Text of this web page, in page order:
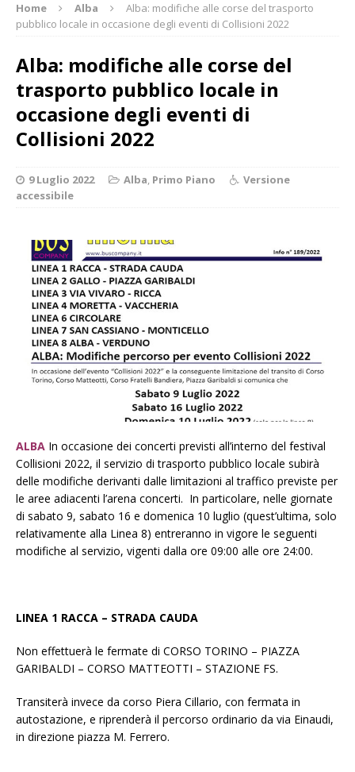
Home Alba
Alba: modifiche alle corse del trasporto
pubblico locale in occasione degli eventi di Collisioni 2022
Alba: modifiche alle corse del
trasporto pubblico locale in
occasione degli eventi di
Collisioni 2022
9 Luglio 2022 Alba, Primo Piano
Versione
accessibile
ALBA In occasione dei concerti previsti all’interno del festival
Collisioni 2022, il servizio di trasporto pubblico locale subirà
delle modifiche derivanti dalle limitazioni al traffico previste per
le aree adiacenti l’arena concerti. In particolare, nelle giornate
di sabato 9, sabato 16 e domenica 10 luglio (quest’ultima, solo
relativamente alla Linea 8) entreranno in vigore le seguenti
modifiche al servizio, vigenti dalla ore 09:00 alle ore 24:00.
LINEA 1 RACCA – STRADA CAUDA
Non effettuerà le fermate di CORSO TORINO – PIAZZA
GARIBALDI – CORSO MATTEOTTI – STAZIONE FS.
Transiterà invece da corso Piera Cillario, con fermata in
autostazione, e riprenderà il percorso ordinario da via Einaudi,
in direzione piazza M. Ferrero.